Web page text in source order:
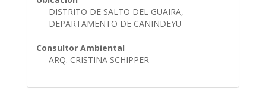
DISTRITO DE SALTO DEL GUAIRA,
DEPARTAMENTO DE CANINDEYU
Consultor Ambiental
ARQ. CRISTINA SCHIPPER